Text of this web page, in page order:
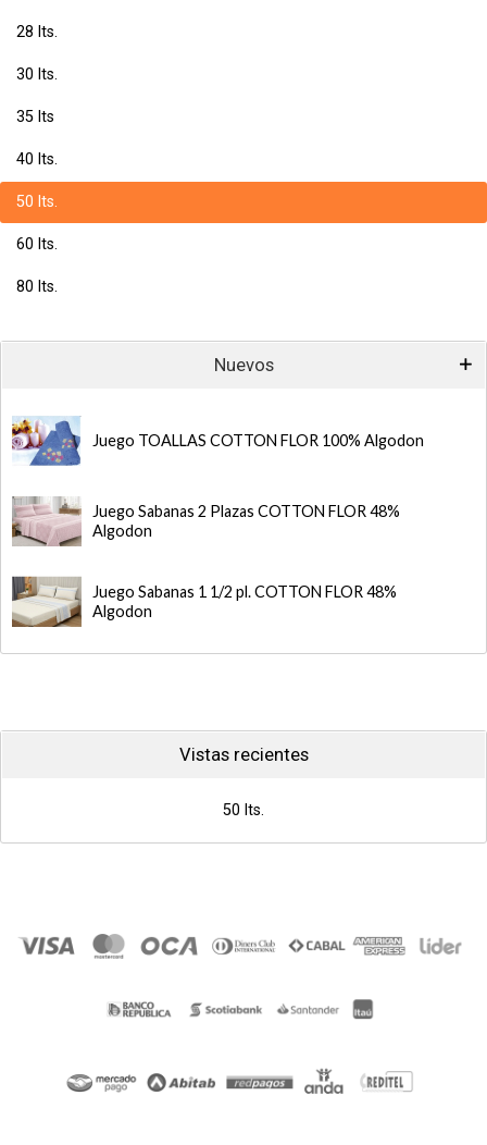
28 lts.
30 lts.
35 lts
40 lts.
50 lts.
60 lts.
80 lts.
Nuevos
Juego TOALLAS COTTON FLOR 100% Algodon
Juego Sabanas 2 Plazas COTTON FLOR 48%
Algodon
Juego Sabanas 1 1/2 pl. COTTON FLOR 48%
Algodon
Vistas recientes
50 lts.